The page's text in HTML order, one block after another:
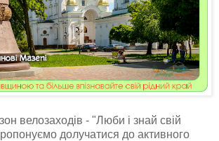
велозаходів - "Люби і знай свій
долучатися до активного